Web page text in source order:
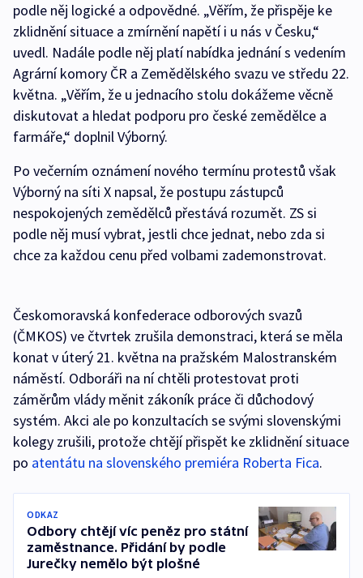
podle něj logické a odpovědné. „Věřím, že přispěje ke
zklidnění situace a zmírnění napětí i u nás v Česku,“
uvedl. Nadále podle něj platí nabídka jednání s vedením
Agrární komory ČR a Zemědělského svazu ve středu 22.
května. „Věřím, že u jednacího stolu dokážeme věcně
diskutovat a hledat podporu pro české zemědělce a
farmáře,“ doplnil Výborný.
Po večerním oznámení nového termínu protestů však
Výborný na síti X napsal, že postupu zástupců
nespokojených zemědělců přestává rozumět. ZS si
podle něj musí vybrat, jestli chce jednat, nebo zda si
chce za každou cenu před volbami zademonstrovat.
Českomoravská konfederace odborových svazů
(ČMKOS) ve čtvrtek zrušila demonstraci, která se měla
konat v úterý 21. května na pražském Malostranském
náměstí. Odboráři na ní chtěli protestovat proti
záměrům vlády měnit zákoník práce či důchodový
systém. Akci ale po konzultacích se svými slovenskými
kolegy zrušili, protože chtějí přispět ke zklidnění situace
po atentátu na slovenského premiéra Roberta Fica.
ODKAZ
Odbory chtějí víc peněz pro státní
zaměstnance. Přidání by podle
Jurečky nemělo být plošné